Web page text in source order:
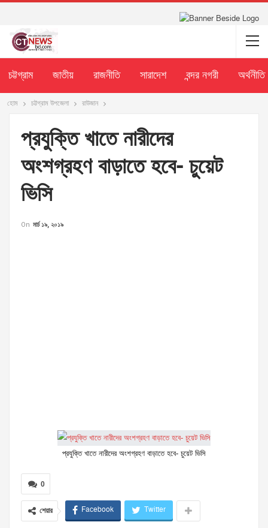
চট্টগ্রাম জাতীয় রাজনীতি সারাদেশ বন্দর নগরী অর্থনীতি
হোম চট্টগ্রাম উপজেলা রাউজান
প্রযুক্তি খাতে নারীদের
অংশগ্রহণ বাড়াতে হবে- চুয়েট
ভিসি
On মার্চ ১৯, ২০১৯
প্রযুক্তি খাতে নারীদের অংশগ্রহণ বাড়াতে হবে- চুয়েট ভিসি
0
শেয়ার Facebook Twitter